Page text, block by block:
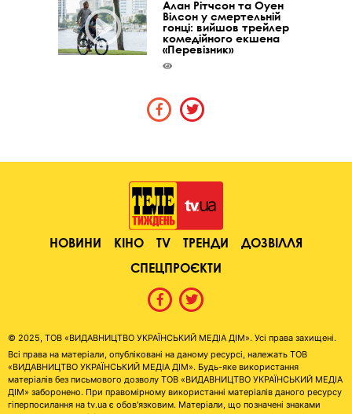
Алан Рітчсон та Оуен
Вілсон у смертельній
гонці: вийшов трейлер
комедійного екшена
«Перевізник»
НОВИНИ КІНО TV ТРЕНДИ
ДОЗВІЛЛЯ
СПЕЦПРОЄКТИ
© 2025, ТОВ «ВИДАВНИЦТВО УКРАЇНСЬКИЙ МЕДІА ДІМ». Усі права захищені.
Всі права на матеріали, опубліковані на даному ресурсі, належать ТОВ
«ВИДАВНИЦТВО УКРАЇНСЬКИЙ МЕДІА ДІМ». Будь-яке використання
матеріалів без письмового дозволу ТОВ «ВИДАВНИЦТВО УКРАЇНСЬКИЙ МЕДІА
ДІМ» заборонено. При правомірному використанні матеріалів даного ресурсу
гіперпосилання на tv.ua є обов'язковим. Матеріали, що позначені знаками